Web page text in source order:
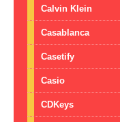
Calvin Klein
Casablanca
Casetify
Casio
CDKeys